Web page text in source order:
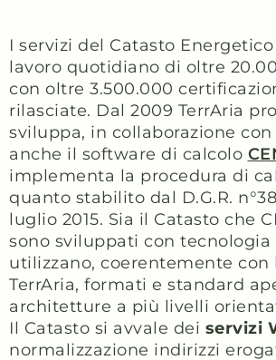
I servizi del Catasto
lavoro quotidiano di oltre
con oltre 3.500.000
rilasciate. Dal 2009 TerrAria
sviluppa, in collaborazione con
anche il software di calcolo
implementa la procedura di
quanto stabilito dal D.G.R.
luglio 2015. Sia il Catasto che
sono sviluppati con tecnologia
utilizzano, coerentemente con
TerrAria, formati e standard
architetture a più livelli
Il Catasto si avvale dei servizi
normalizzazione indirizzi